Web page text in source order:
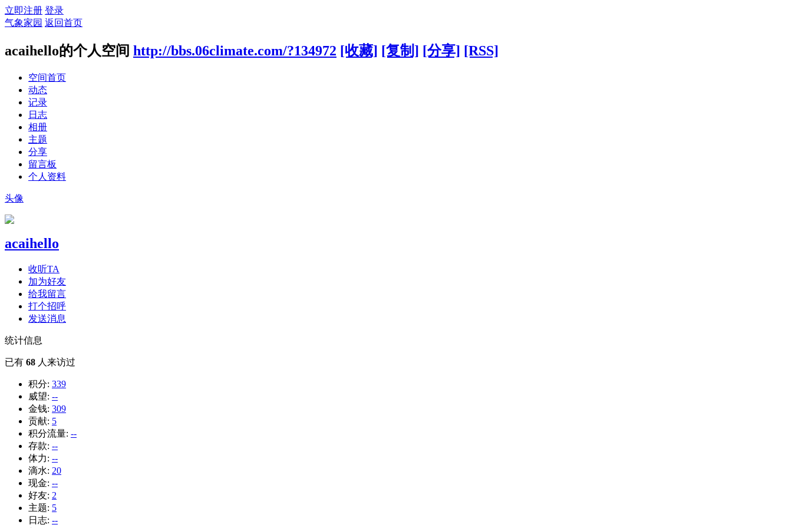
立即注册 登录
气象家园 返回首页
acaihello的个人空间 http://bbs.06climate.com/?134972 [收藏] [复制] [分享] [RSS]
空间首页
动态
记录
日志
相册
主题
分享
留言板
个人资料
头像
acaihello
收听TA
加为好友
给我留言
打个招呼
发送消息
统计信息
已有 68 人来访过
积分: 339
威望: --
金钱: 309
贡献: 5
积分流量: --
存款: --
体力: --
滴水: 20
现金: --
好友: 2
主题: 5
日志: --